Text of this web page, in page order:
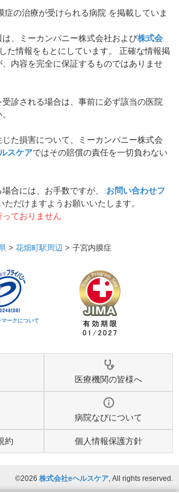
症の治療が受けられる病院 を掲載していま
、ミーカンパニー株式会社および株式会
た情報をもとにしています。 正確な情報掲
内容を完全に保証するものではありませ
診される場合は、事前に必ず該当の医院
た損害について、ミーカンパニー株式会
スケアではその賠償の責任を一切負わない
合には、お手数ですが、 お問い合わせフ
ただけますようお願いいたします。
ておりません
> 花畑町駅周辺 > 子宮内膜症
ークについて
医療機関の皆様へ
病院なびについて
約 個人情報保護方針
©2026 株式会社eヘルスケア, All rights reserved.